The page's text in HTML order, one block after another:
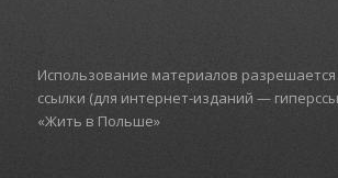
Использование материалов разрешается
ссылки (для интернет-изданий —
«Жить в Польше»